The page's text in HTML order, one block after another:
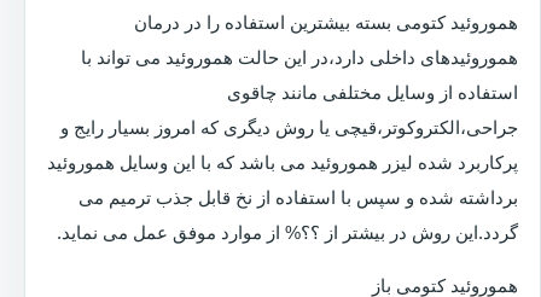
هموروئید کتومی بسته بیشترین استفاده را در درمان
هموروئیدهای داخلی دارد،در این حالت هموروئید می تواند با
استفاده از وسایل مختلفی مانند چاقوی
جراحی،الکتروکوتر،قیچی یا روش دیگری که امروز بسیار رایج و
پرکاربرد شده لیزر هموروئید می باشد که با این وسایل هموروئید
برداشته شده و سپس با استفاده از نخ قابل جذب ترمیم می
گردد.این روش در بیشتر از ؟؟% از موارد موفق عمل می نماید.
هموروئید کتومی باز